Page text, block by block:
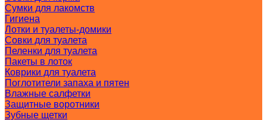
Сумки для лакомств
Гигиена
Лотки и туалеты-домики
Совки для туалета
Пеленки для туалета
Пакеты в лоток
Коврики для туалета
Поглотители запаха и пятен
Влажные салфетки
Защитные воротники
Зубные щетки